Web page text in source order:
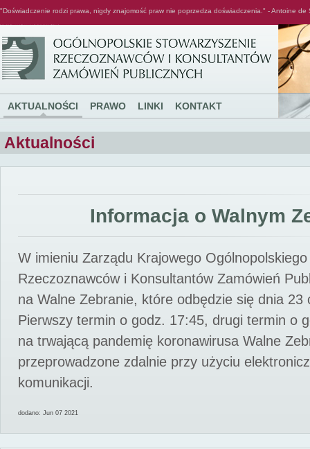
"Doświadczenie rodzi prawa, nigdy znajomość praw nie poprzedza doświadczenia." - Antoine de
AKTUALNOŚCI PRAWO LINKI KONTAKT
Aktualności
Informacja o Walnym
W imieniu Zarządu Krajowego
Rzeczoznawców i Konsultantów Zamówień
na Walne Zebranie, które odbędzie się dnia 23
Pierwszy termin o godz. 17:45, drugi termin o
na trwającą pandemię koronawirusa Walne
przeprowadzone zdalnie przy użyciu
komunikacji.
dodano: Jun 07 2021